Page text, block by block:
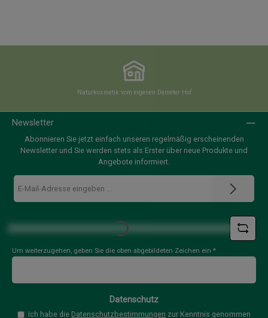
Naturkosmetik vom eigenen Demeter Hof
Newsletter
Abonnieren Sie jetzt einfach unseren regelmäßig erscheinenden
Newsletter und Sie werden stets als Erster über neue Produkte und
Angebote informiert.
E-
Mail-
Adresse
Loading...
Um weiterzugehen, geben Sie die oben abgebildeten Zeichen ein *
Datenschutz
Ich habe die Datenschutzbestimmungen zur Kenntnis genommen